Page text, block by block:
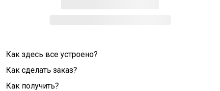
Как здесь все устроено?
Как сделать заказ?
Как получить?